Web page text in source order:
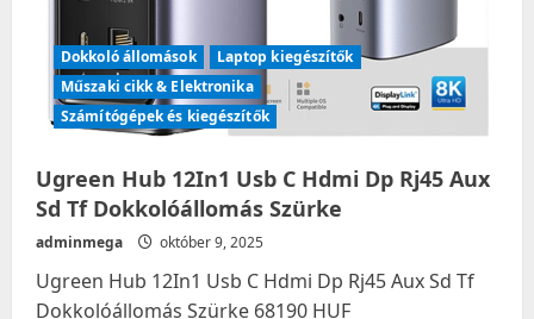
Dokkoló állomások
Laptop kiegészítők
Műszaki cikk & Elektronika
Számítógépek és kiegészítők
Ugreen Hub 12In1 Usb C Hdmi Dp Rj45 Aux
Sd Tf Dokkolóállomás Szürke
adminmega október 9, 2025
Ugreen Hub 12In1 Usb C Hdmi Dp Rj45 Aux Sd Tf
Dokkolóállomás Szürke 68190 HUF